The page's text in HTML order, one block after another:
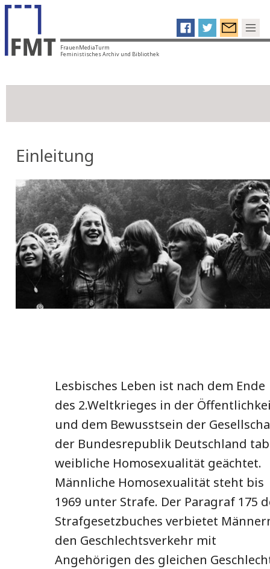
FrauenMediaTurm
Feministisches Archiv und Bibliothek
Einleitung
Lesbisches Leben ist nach dem Ende
des 2.Weltkrieges in der
und dem Bewusstsein der
der Bundesrepublik Deutschland
weibliche Homosexualität geächtet.
Männliche Homosexualität steht bis
1969 unter Strafe. Der Paragraf 175
Strafgesetzbuches verbietet
den Geschlechtsverkehr mit
Angehörigen des gleichen